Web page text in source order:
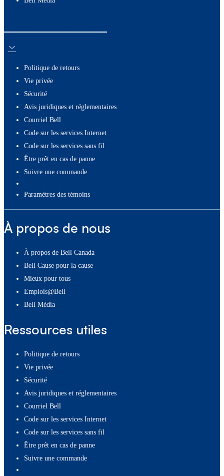
Politique de retours
Vie privée
Sécurité
Avis juridiques et réglementaires
Courriel Bell
Code sur les services Internet
Code sur les services sans fil
Être prêt en cas de panne
Suivre une commande
paramètres des témoins
À propos de nous
À propos de Bell Canada
Bell Cause pour la cause
Mieux pour tous
Emplois@Bell
Bell Média
Ressources utiles
Politique de retours
Vie privée
Sécurité
Avis juridiques et réglementaires
Courriel Bell
Code sur les services Internet
Code sur les services sans fil
Être prêt en cas de panne
Suivre une commande